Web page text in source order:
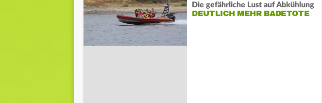
Die gefährliche Lust auf Abkühlung
DEUTLICH MEHR BADETOTE